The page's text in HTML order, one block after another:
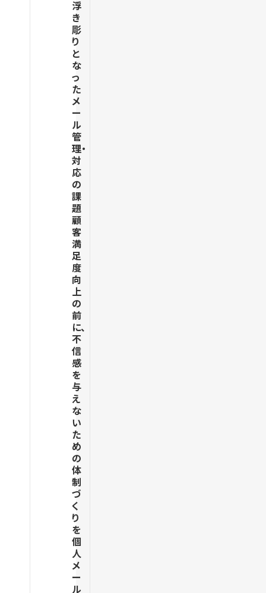
浮
き
彫
り
と
な
っ
た
メ
ー
ル
管
理・
対
応
の
課
題
顧
客
満
足
度
向
上
の
前
に、
不
信
感
を
与
え
な
い
た
め
の
体
制
づ
く
り
を
個
人
メ
ー
ル